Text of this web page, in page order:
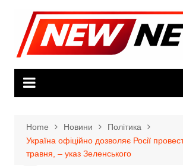
content
Home Новини
Політика
Україна офіційно дозволяє Росії
травня, – указ Зеленського